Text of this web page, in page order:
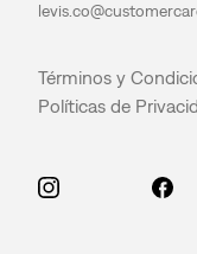
Términos y
Políticas de